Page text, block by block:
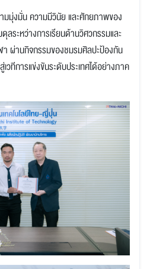
มมุ่งมั่น ความมีวินัย และศักยภาพของ
ระหว่างการเรียนด้านวิศวกรรมและ
ผ่านกิจกรรมของชมรมศิลปะป้องกัน
ทีการแข่งขันระดับประเทศได้อย่างภาค